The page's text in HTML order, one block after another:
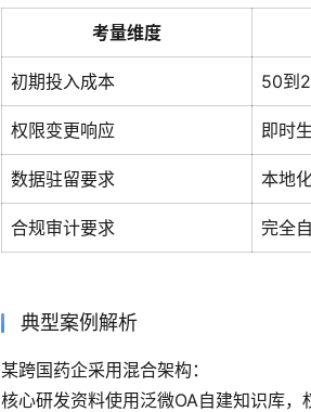
考量维度
初期投入成本 50到
权限变更响应 即时
数据驻留要求 本地
合规审计要求 完全
典型案例解析
某跨国药企采用混合架构：
核心研发资料使用泛微OA自建知识库，